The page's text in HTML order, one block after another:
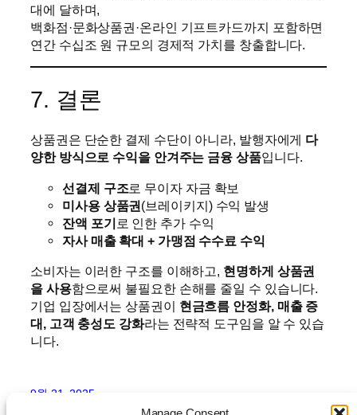
대에 달하며,
백화점·문화상품권·온라인 기프트카드까지 포함하면
연간 수십조 원 규모의 경제적 가치를 창출합니다.
7. 결론
상품권은 단순한 결제 수단이 아니라, 발행자에게 다
양한 방식으로 수익을 안겨주는 금융 상품입니다.
선결제 구조로 무이자 자금 확보
미사용 상품권(브레이키지) 수익 발생
잔액 포기 로 인한 추가 수익
자사 매출 확대 + 가맹점 수수료 수익
소비자는 이러한 구조를 이해하고, 현명하게 상품권
을 사용함으로써 불필요한 손해를 줄일 수 있습니다.
기업 입장에서는 상품권이 현금흐름 안정화, 매출 증
대, 고객 충성도 강화라는 전략적 도구임을 알 수 있습
니다.
9월 21, 2025